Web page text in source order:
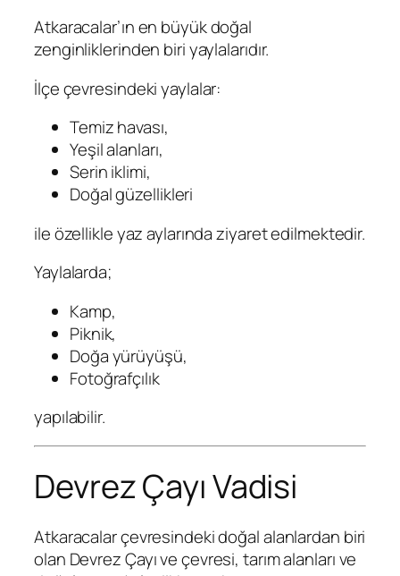
Atkaracalar’ın en büyük doğal
zenginliklerinden biri yaylalarıdır.
İlçe çevresindeki yaylalar:
Temiz havası,
Yeşil alanları,
Serin iklimi,
Doğal güzellikleri
ile özellikle yaz aylarında ziyaret edilmektedir.
Yaylalarda;
Kamp,
Piknik,
Doğa yürüyüşü,
Fotoğrafçılık
yapılabilir.
Devrez Çayı Vadisi
Atkaracalar çevresindeki doğal alanlardan biri
olan Devrez Çayı ve çevresi, tarım alanları ve